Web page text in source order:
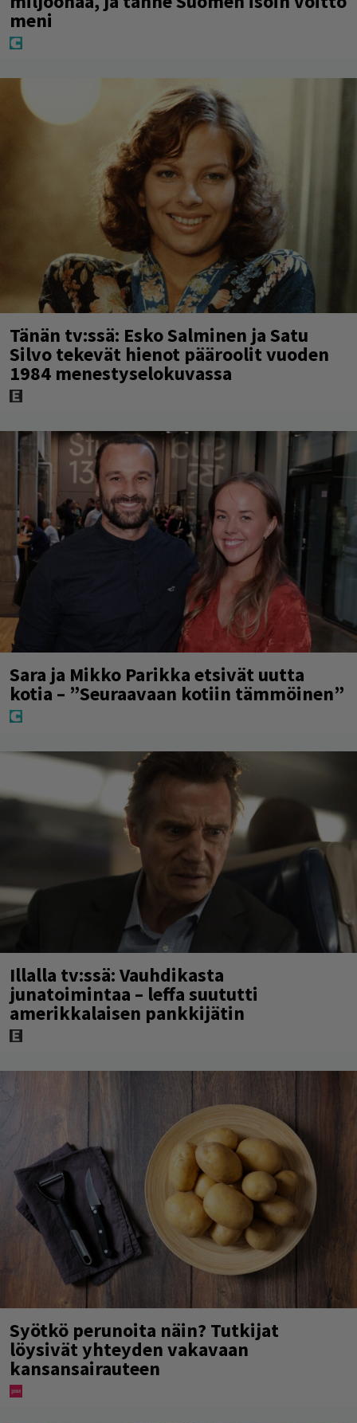
meni
Tänän tv:ssä: Esko Salminen ja Satu
Silvo tekevät hienot pääroolit vuoden
1984 menestyselokuvassa
Sara ja Mikko Parikka etsivät uutta
kotia – ”Seuraavaan kotiin tämmöinen”
Illalla tv:ssä: Vauhdikasta
junatoimintaa – leffa suututti
amerikkalaisen pankkijätin
Syötkö perunoita näin? Tutkijat
löysivät yhteyden vakavaan
kansansairauteen